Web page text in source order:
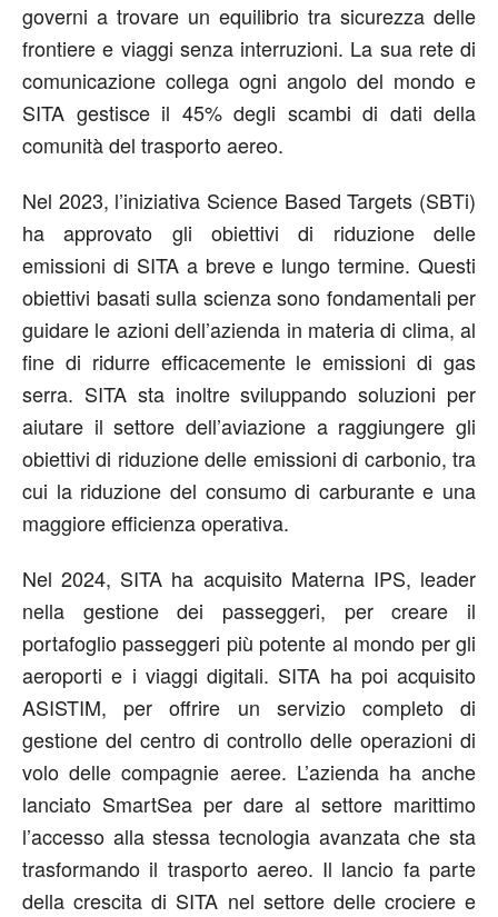
governi a trovare un equilibrio tra sicurezza delle
frontiere e viaggi senza interruzioni. La sua rete di
comunicazione collega ogni angolo del mondo e
SITA gestisce il 45% degli scambi di dati della
comunità del trasporto aereo.
Nel 2023, l’iniziativa Science Based Targets (SBTi)
ha approvato gli obiettivi di riduzione delle
emissioni di SITA a breve e lungo termine. Questi
obiettivi basati sulla scienza sono fondamentali per
guidare le azioni dell’azienda in materia di clima, al
fine di ridurre efficacemente le emissioni di gas
serra. SITA sta inoltre sviluppando soluzioni per
aiutare il settore dell’aviazione a raggiungere gli
obiettivi di riduzione delle emissioni di carbonio, tra
cui la riduzione del consumo di carburante e una
maggiore efficienza operativa.
Nel 2024, SITA ha acquisito Materna IPS, leader
nella gestione dei passeggeri, per creare il
portafoglio passeggeri più potente al mondo per gli
aeroporti e i viaggi digitali. SITA ha poi acquisito
ASISTIM, per offrire un servizio completo di
gestione del centro di controllo delle operazioni di
volo delle compagnie aeree. L’azienda ha anche
lanciato SmartSea per dare al settore marittimo
l’accesso alla stessa tecnologia avanzata che sta
trasformando il trasporto aereo. Il lancio fa parte
della crescita di SITA nel settore delle crociere e